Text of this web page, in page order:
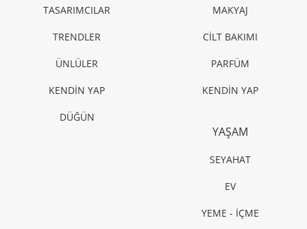
TASARIMCILAR
TRENDLER
ÜNLÜLER
KENDİN YAP
DÜĞÜN
MAKYAJ
CİLT BAKIMI
PARFÜM
KENDİN YAP
YAŞAM
SEYAHAT
EV
YEME - İÇME